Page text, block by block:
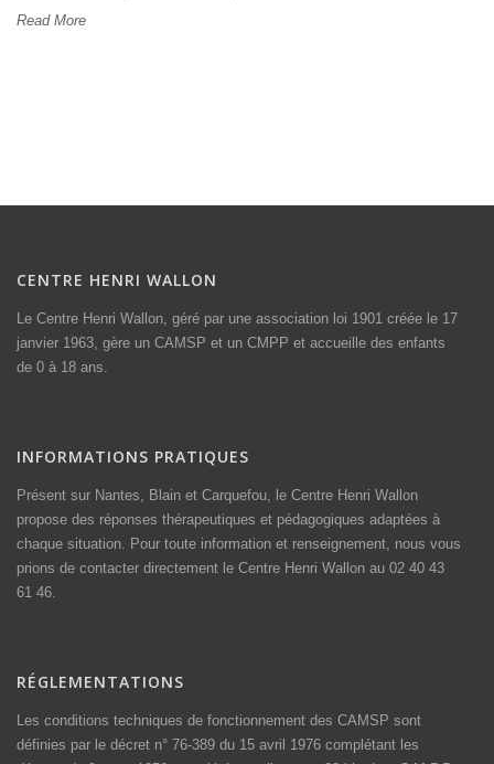
Read More
CENTRE HENRI WALLON
Le Centre Henri Wallon, géré par une association loi 1901 créée le 17
janvier 1963, gère un CAMSP et un CMPP et accueille des enfants
de 0 à 18 ans.
INFORMATIONS PRATIQUES
Présent sur Nantes, Blain et Carquefou, le Centre Henri Wallon
propose des réponses thérapeutiques et pédagogiques adaptées à
chaque situation. Pour toute information et renseignement, nous vous
prions de contacter directement le Centre Henri Wallon au 02 40 43
61 46.
RÉGLEMENTATIONS
Les conditions techniques de fonctionnement des CAMSP sont
définies par le décret n° 76-389 du 15 avril 1976 complétant les